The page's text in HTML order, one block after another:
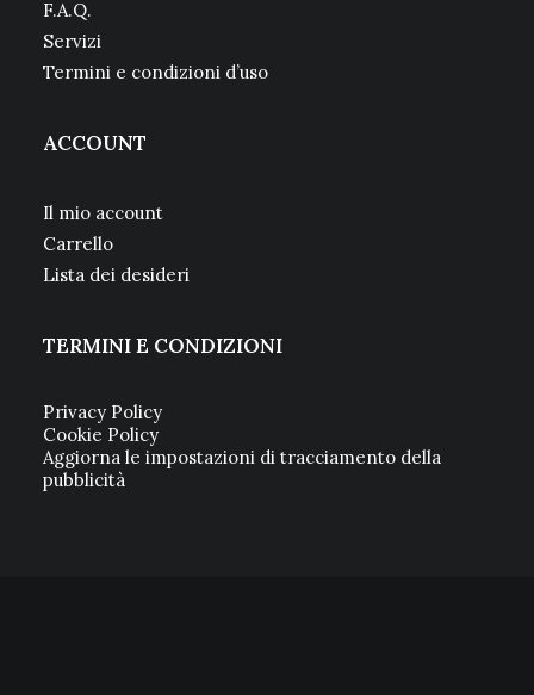
F.A.Q.
Servizi
Termini e condizioni d’uso
ACCOUNT
Il mio account
Carrello
Lista dei desideri
TERMINI E CONDIZIONI
Privacy Policy
Cookie Policy
Aggiorna le impostazioni di tracciamento della
pubblicità